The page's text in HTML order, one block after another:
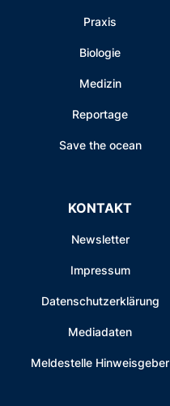
Praxis
Biologie
Medizin
Reportage
Save the ocean
KONTAKT
Newsletter
Impressum
Datenschutzerklärung
Mediadaten
Meldestelle Hinweisgeber